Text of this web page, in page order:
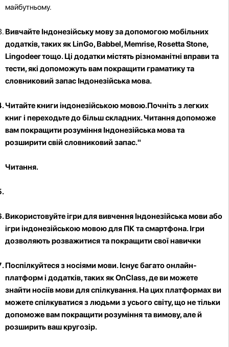
майбутньому.
Вивчайте Індонезійську мову за допомогою мобільних
додатків, таких як LinGo, Babbel, Memrise, Rosetta Stone,
Lingodeer тощо. Ці додатки містять різноманітні вправи та
тести, які допоможуть вам покращити граматику та
словниковий запас Індонезійська мова.
Читайте книги індонезійською мовою.Почніть з легких
книг і переходьте до більш складних. Читання допоможе
вам покращити розуміння Індонезійська мова та
розширити свій словниковий запас."
Читання.
Використовуйте ігри для вивчення Індонезійська мовиабо
ігри індонезійською мовою для ПК та смартфона. Ігри
дозволяють розважитися та покращити свої навички
Поспілкуйтеся з носіями мови. Існує багато онлайн-
платформ і додатків, таких як OnClass, де ви можете
знайти носіїв мови для спілкування. На цих платформах ви
можете спілкуватися з людьми з усього світу, що не тільки
допоможе вам покращити розуміння та вимову, але й
розширить ваш кругозір.